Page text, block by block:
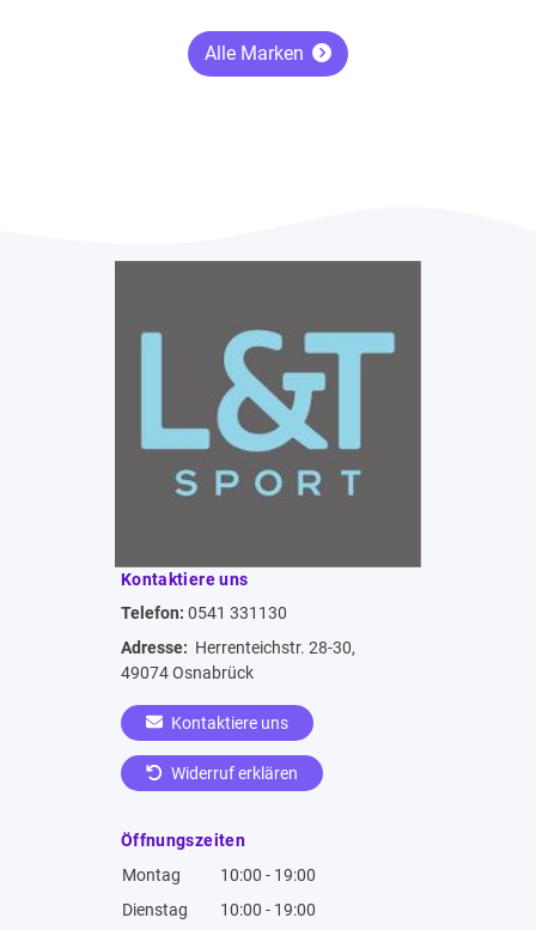
Alle Marken
Kontaktiere uns
Telefon: 0541 331130
Adresse: Herrenteichstr. 28-30,
49074 Osnabrück
Kontaktiere uns
Widerruf erklären
Öffnungszeiten
Montag
10:00 - 19:00
Dienstag
10:00 - 19:00